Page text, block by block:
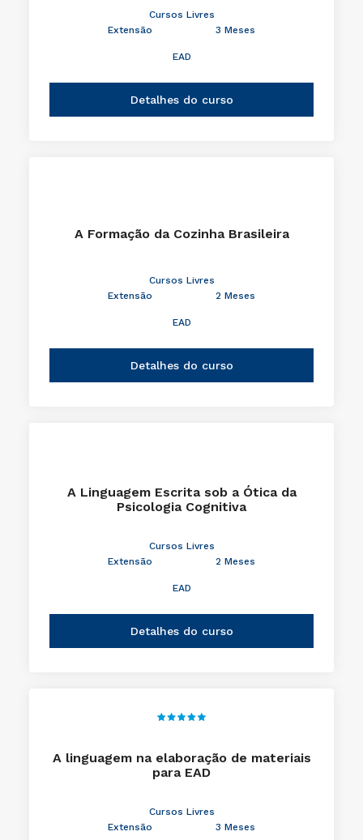
Cursos Livres
Extensão
3 Meses
EAD
Detalhes do curso
A Formação da Cozinha Brasileira
Cursos Livres
Extensão
2 Meses
EAD
Detalhes do curso
A Linguagem Escrita sob a Ótica da
Psicologia Cognitiva
Cursos Livres
Extensão
2 Meses
EAD
Detalhes do curso
A linguagem na elaboração de materiais
para EAD
Cursos Livres
Extensão
3 Meses